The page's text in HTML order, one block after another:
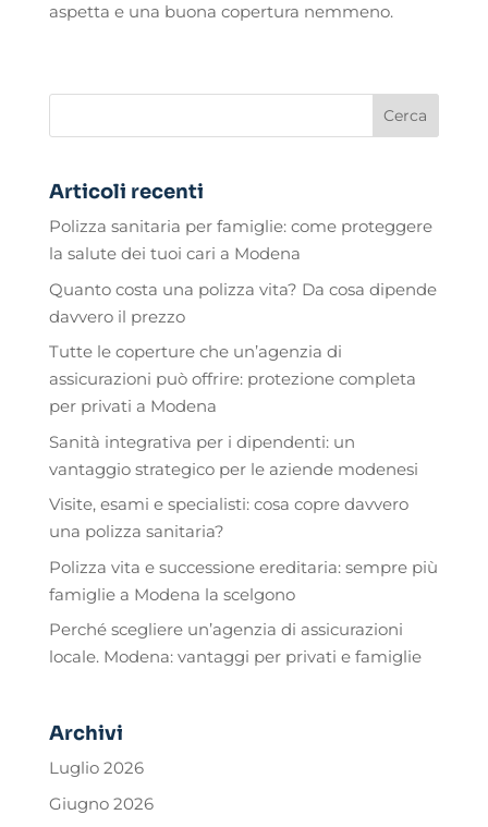
aspetta e una buona copertura nemmeno.
Articoli recenti
Polizza sanitaria per famiglie: come proteggere
la salute dei tuoi cari a Modena
Quanto costa una polizza vita? Da cosa dipende
davvero il prezzo
Tutte le coperture che un’agenzia di
assicurazioni può offrire: protezione completa
per privati a Modena
Sanità integrativa per i dipendenti: un
vantaggio strategico per le aziende modenesi
Visite, esami e specialisti: cosa copre davvero
una polizza sanitaria?
Polizza vita e successione ereditaria: sempre più
famiglie a Modena la scelgono
Perché scegliere un’agenzia di assicurazioni
locale. Modena: vantaggi per privati e famiglie
Archivi
Luglio 2026
Giugno 2026